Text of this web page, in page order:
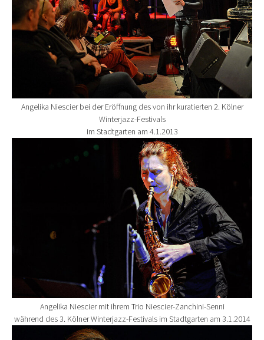
Angelika Niescier bei der Eröffnung des von ihr kuratierten 2. Kölner
Winterjazz-Festivals
im Stadtgarten am 4.1.2013
Show larger version for:
Angelika Niescier mit ihrem Trio Niescier-Zanchini-Senni
während des 3. Kölner Winterjazz-Festivals im Stadtgarten am 3.1.2014
Show larger version for: